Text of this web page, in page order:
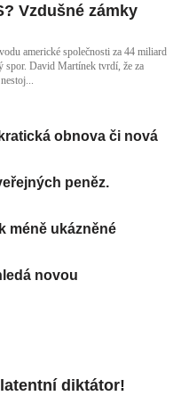
Vzdušné zámky
americké společnosti za 44 miliard
spor. David Martínek tvrdí, že za
obnova či nová
peněz.
méně ukázněné
novou
diktátor!